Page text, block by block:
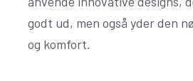
godt ud, men også yder den
og komfort.